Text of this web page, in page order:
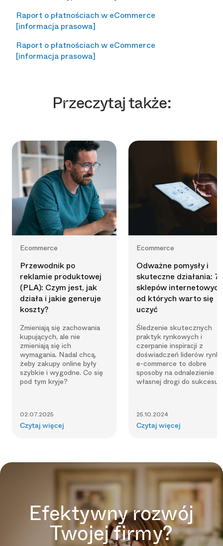
Raport o płatnościach w eCommerce
[informacja prasowa]
Raport o płatnościach w eCommerce
[informacja prasowa]
Przeczytaj także:
Ecommerce
Przewodnik po
reklamie produktowej
(PLA): Czym jest, jak
działa i jakie generuje
koszty?
Zmieniają się zachowania
kupujących, ale nie
zmieniają się ich
wymagania. Nadal chcą,
żeby zakupy online były
szybkie i wygodne. Co się
pod tym kryje?
02.07.2025
Czytaj więcej
Ecommerce
Odważne pomysły i
skuteczne działania: 7
sklepów
od których warto się
uczyć
Śledzenie skutecznych
praktyk rynkowych i
czerpanie inspiracji z
doświadczeń liderów
e-commerce to dobre
sposoby na odnalezienie
własnej drogi do sukcesu.
25.10.2024
Czytaj więcej
Efektywny rozwój
Twojej firmy?